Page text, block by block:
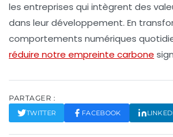
les entreprises qui intègrent des
dans leur développement. En
comportements numériques
réduire notre empreinte carbone
PARTAGER :
TWITTER FACEBOOK